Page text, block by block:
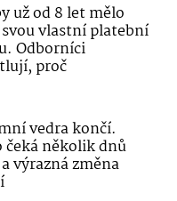
už od 8 let mělo
vlastní platební
Odborníci
proč
vedra končí.
čeká několik dnů
výrazná změna